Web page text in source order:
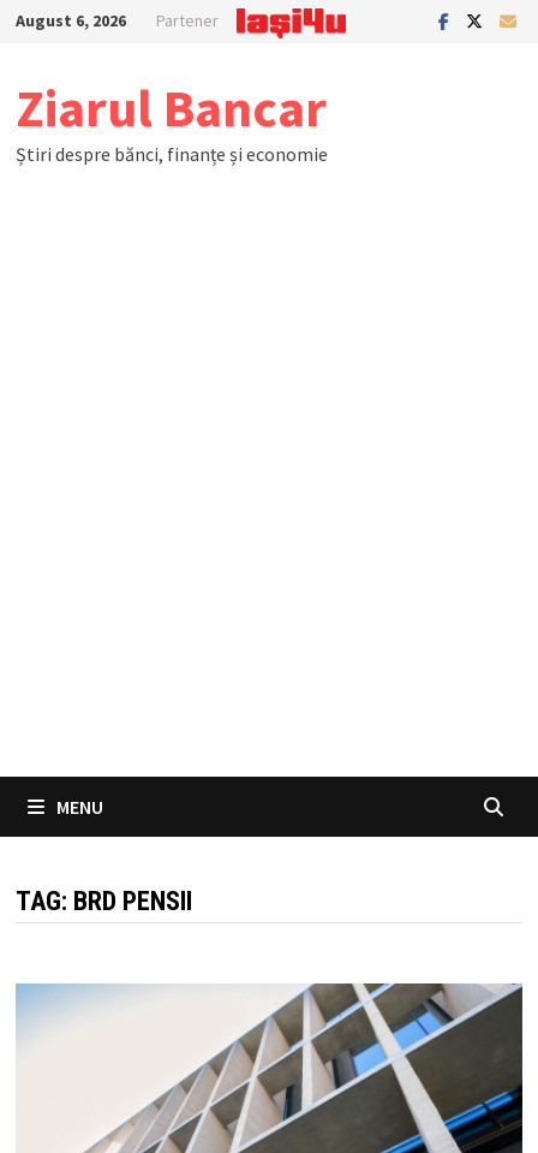
SkipAugust 6, 2026 Partener
Ziarul Bancar
Știri despre bănci, finanțe și economie
MENU
TAG: BRD PENSII